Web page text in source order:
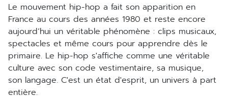
Le mouvement hip-hop a fait son apparition en
France au cours des années 1980 et reste encore
aujourd’hui un véritable phénomène : clips musicaux,
spectacles et même cours pour apprendre dès le
primaire. Le hip-hop s'affiche comme une véritable
culture avec son code vestimentaire, sa musique,
son langage. C'est un état d'esprit, un univers à part
entière.